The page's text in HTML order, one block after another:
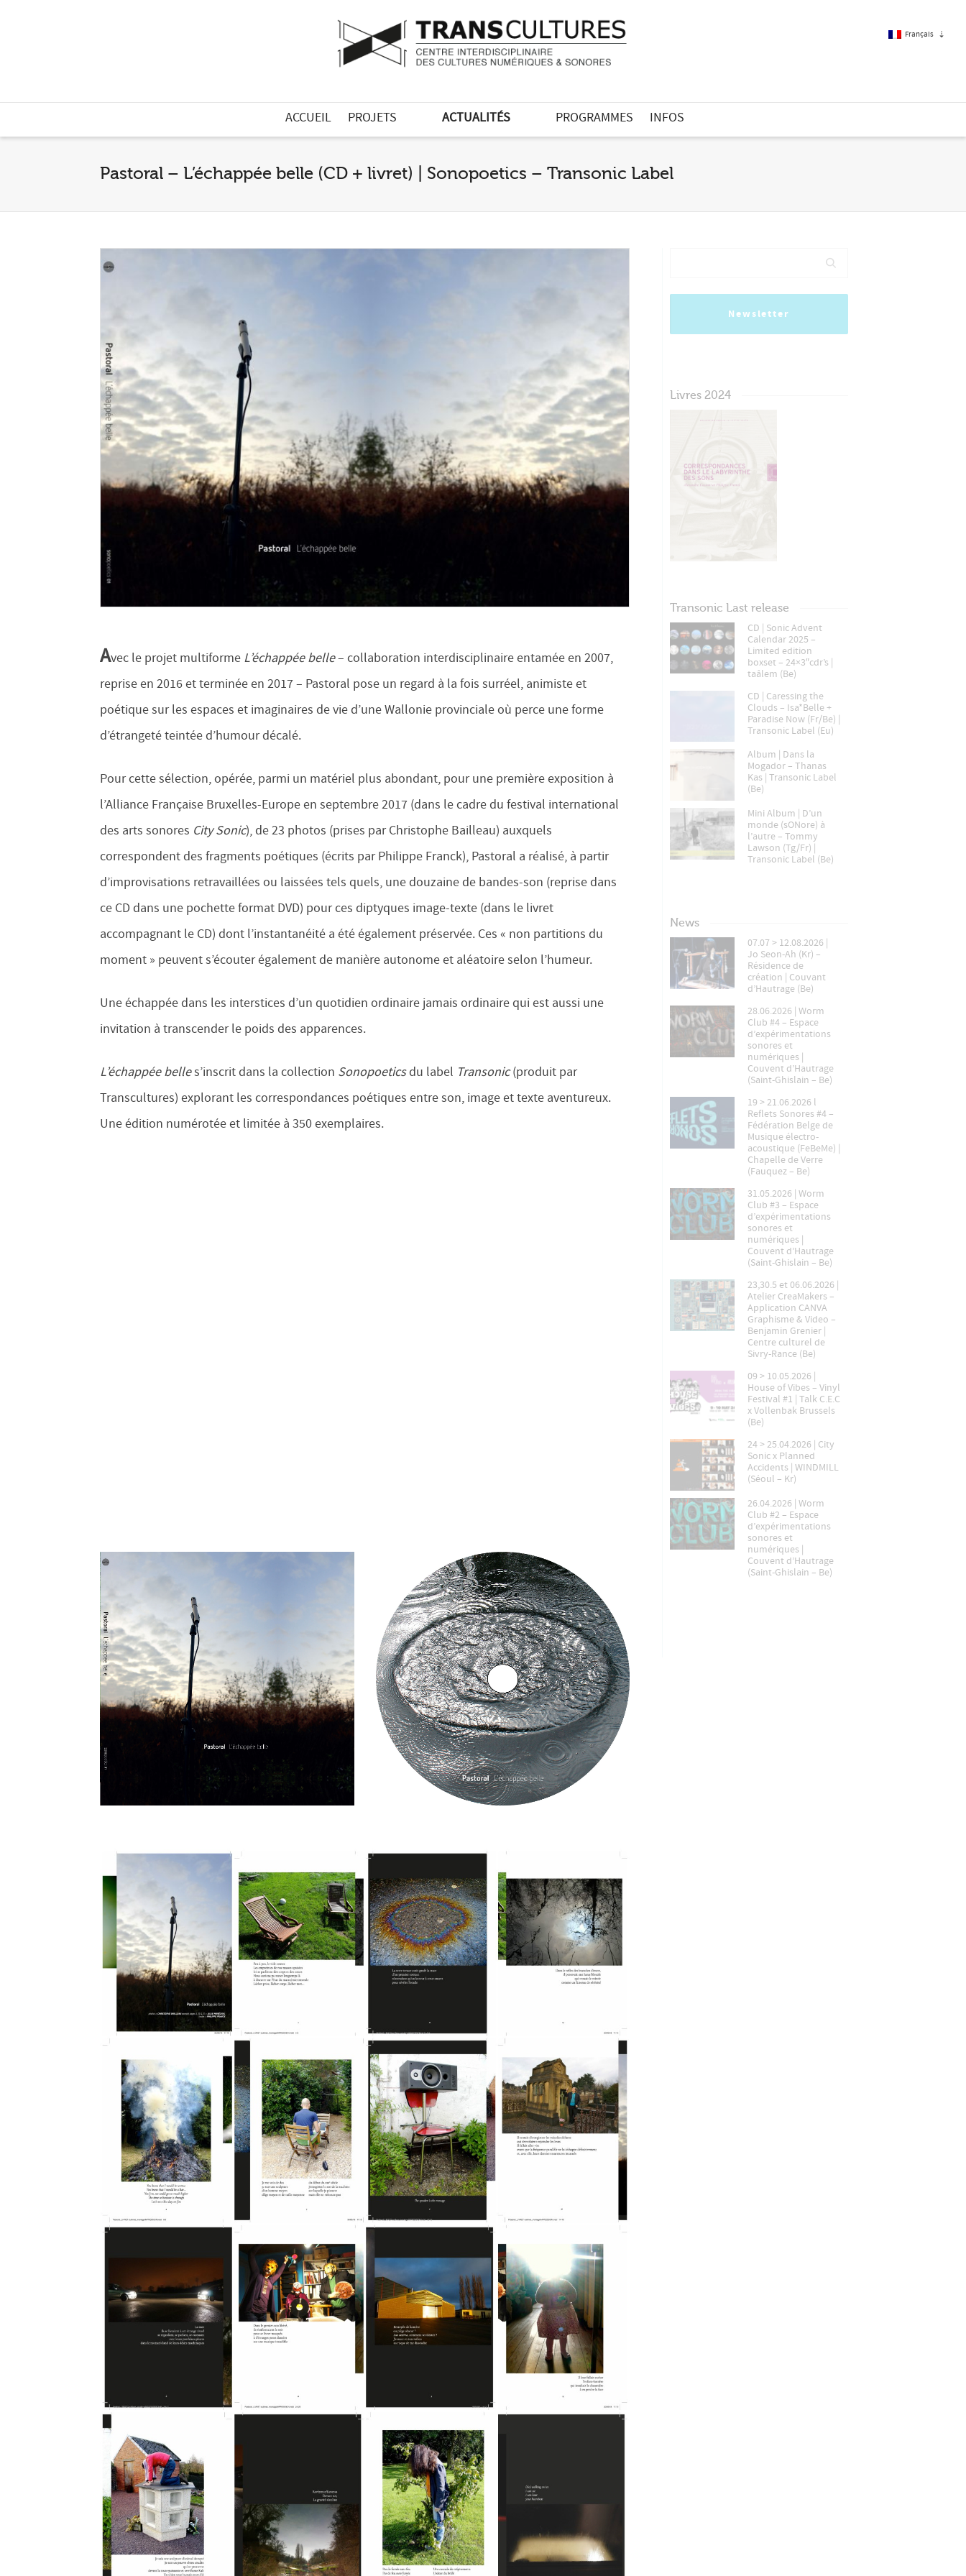
Français
ACCUEIL PROJETS ACTUALITÉS PROGRAMMES INFOS
Pastoral – L’échappée belle (CD + livret) | Sonopoetics – Transonic Label
Avec le projet multiforme L’échappée belle– collaboration interdisciplinaire entamée en 2007,
reprise en 2016 et terminée en 2017 – Pastoral pose un regard à la fois surréel, animiste et
poétique sur les espaces et imaginaires de vie d’une Wallonie provinciale où perce une forme
d’étrangeté teintée d’humour décalé.
Pour cette sélection, opérée, parmi un matériel plus abondant, pour une première exposition à
l’Alliance Française Bruxelles-Europe en septembre 2017 (dans le cadre du festival international
des arts sonores City Sonic), de 23 photos (prises par Christophe Bailleau) auxquels
correspondent des fragments poétiques (écrits par Philippe Franck), Pastoral a réalisé, à partir
d’improvisations retravaillées ou laissées tels quels, une douzaine de bandes-son (reprise dans
ce CD dans une pochette format DVD) pour ces diptyques image-texte (dans le livret
accompagnant le CD) dont l’instantanéité a été également préservée. Ces « non partitions du
moment » peuvent s’écouter également de manière autonome et aléatoire selon l’humeur.
Une échappée dans les interstices d’un quotidien ordinaire jamais ordinaire qui est aussi une
invitation à transcender le poids des apparences.
L’échappée belles’inscrit dans la collection Sonopoeticsdu label Transonic(produit par
Transcultures) explorant les correspondances poétiques entre son, image et texte aventureux.
Une édition numérotée et limitée à 350 exemplaires.
Newsletter
Livres 2024
Transonic Last release
CD | Sonic Advent
Calendar 2025 –
Limited edition
boxset – 24×3″cdr’s |
taâlem (Be)
CD | Caressing the
Clouds – Isa*Belle +
Paradise Now (Fr/Be) |
Transonic Label (Eu)
Album | Dans la
Mogador – Thanas
Kas | Transonic Label
(Be)
Mini Album | D’un
monde (sONore) à
l’autre – Tommy
Lawson (Tg/Fr) |
Transonic Label (Be)
News
07.07 > 12.08.2026 |
Jo Seon-Ah (Kr) –
Résidence de
création | Couvant
d’Hautrage (Be)
28.06.2026 | Worm
Club #4 – Espace
d’expérimentations
sonores et
numériques |
Couvent d’Hautrage
(Saint-Ghislain – Be)
19 > 21.06.2026 l
Reflets Sonores #4 –
Fédération Belge de
Musique électro-
acoustique (FeBeMe) |
Chapelle de Verre
(Fauquez – Be)
31.05.2026 | Worm
Club #3 – Espace
d’expérimentations
sonores et
numériques |
Couvent d’Hautrage
(Saint-Ghislain – Be)
23,30.5 et 06.06.2026 |
Atelier CreaMakers –
Application CANVA
Graphisme & Video –
Benjamin Grenier |
Centre culturel de
Sivry-Rance (Be)
09 > 10.05.2026 |
House of Vibes – Vinyl
Festival #1 | Talk C.E.C
x Vollenbak Brussels
(Be)
24 > 25.04.2026 | City
Sonic x Planned
Accidents | WINDMILL
(Séoul – Kr)
26.04.2026 | Worm
Club #2 – Espace
d’expérimentations
sonores et
numériques |
Couvent d’Hautrage
(Saint-Ghislain – Be)